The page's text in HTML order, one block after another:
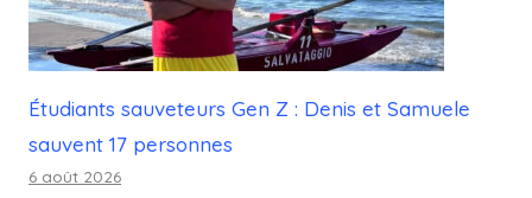
Étudiants sauveteurs Gen Z : Denis et Samuele
sauvent 17 personnes
6 août 2026